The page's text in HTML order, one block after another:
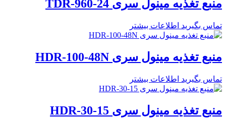
منبع تغذیه مینول سری TDR-960-24
تماس بگیرید اطلاعات بیشتر
منبع تغذیه مینول سری HDR-100-48N
تماس بگیرید اطلاعات بیشتر
منبع تغذیه مینول سری HDR-30-15